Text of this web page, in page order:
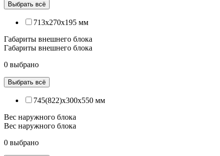
Выбрать всё
713x270x195 мм
Габариты внешнего блока
Габариты внешнего блока
0 выбрано
Выбрать всё
745(822)x300x550 мм
Вес наружного блока
Вес наружного блока
0 выбрано